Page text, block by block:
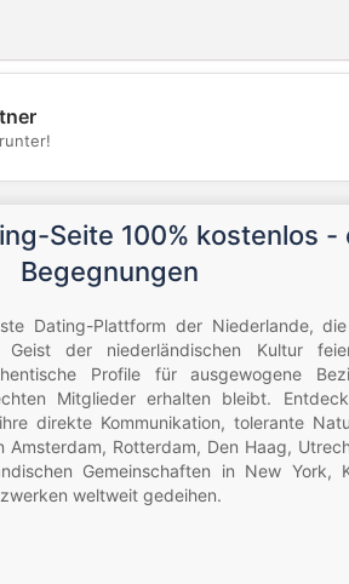
Seite 100% kostenlos
Begegnungen
Dating-Plattform der Niederlande,
der niederländischen Kultur
Profile für ausgewogene
Mitglieder erhalten bleibt.
direkte Kommunikation, tolerante
Rotterdam, Den Haag,
Gemeinschaften in New York,
weltweit gedeihen.